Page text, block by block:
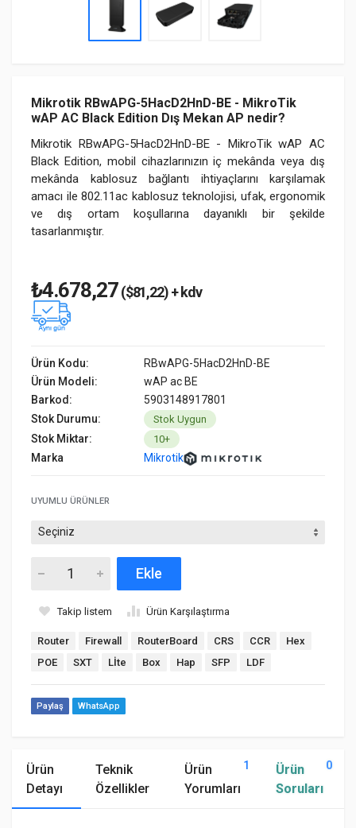
Mikrotik RBwAPG-5HacD2HnD-BE - MikroTik
wAP AC Black Edition Dış Mekan AP nedir?
Mikrotik RBwAPG-5HacD2HnD-BE - MikroTik wAP AC
Black Edition, mobil cihazlarınızın iç mekânda veya dış
mekânda kablosuz bağlantı ihtiyaçlarını karşılamak
amacı ile 802.11ac kablosuz teknolojisi, ufak, ergonomik
ve dış ortam koşullarına dayanıklı bir şekilde
tasarlanmıştır.
₺4.678,27 ($81,22) + kdv
Ürün Kodu:
RBwAPG-5HacD2HnD-BE
Ürün Modeli:
wAP ac BE
Barkod:
5903148917801
Stok Durumu:
Stok Uygun
Stok Miktar: 10+
Marka Mikrotik
UYUMLU ÜRÜNLER
Ekle
Takip listem Ürün Karşılaştırma
Router Firewall RouterBoard CRS CCR
Hex
POE
SXT Lİte Box Hap SFP LDF
Paylaş WhatsApp
Ürün
Detayı
Teknik
Özellikler
Ürün
Yorumları
1
Ürün
Soruları
0